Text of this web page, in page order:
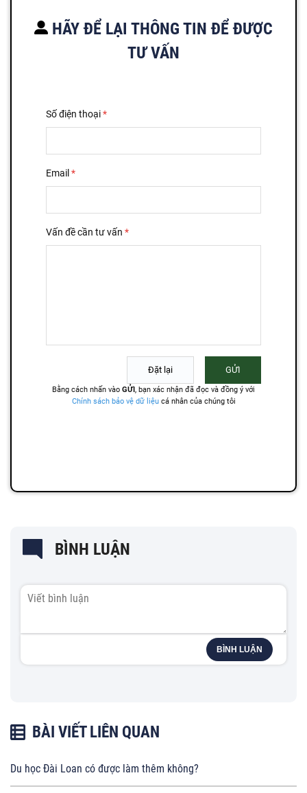
HÃY ĐỂ LẠI THÔNG TIN ĐỂ ĐƯỢC
TƯ VẤN
BÌNH LUẬN
BÌNH LUẬN
BÀI VIẾT LIÊN QUAN
Du học Đài Loan có được làm thêm không?